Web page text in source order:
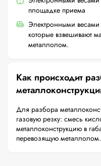
площадке приема
Электронными
которые взвешивают
металлолом.
Как происходит
Для разбора
газовую резку: смесь
металлоконструкцию в
перевозящую металлолом.